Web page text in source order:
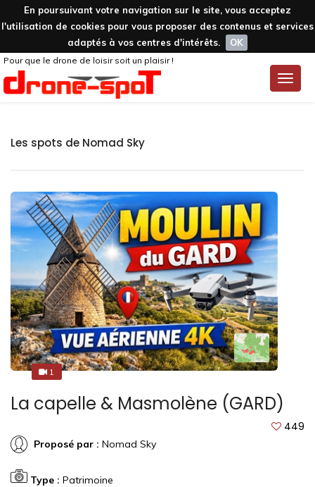
En poursuivant votre navigation sur le site, vous acceptez
l'utilisation de cookies pour vous proposer des contenus et services
adaptés à vos centres d'intérêts.
OK
Toggle
Pour que le drone de loisir soit un plaisir !
Les spots de Nomad Sky
11
La capelle & Masmolène (GARD)
449
Proposé par : Nomad Sky
Type : Patrimoine